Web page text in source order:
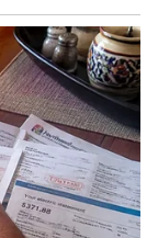
ಆಟಗಾರರಿಗೂ
ಕ್ರಿಕೆಟ್
ಮೈಕ್